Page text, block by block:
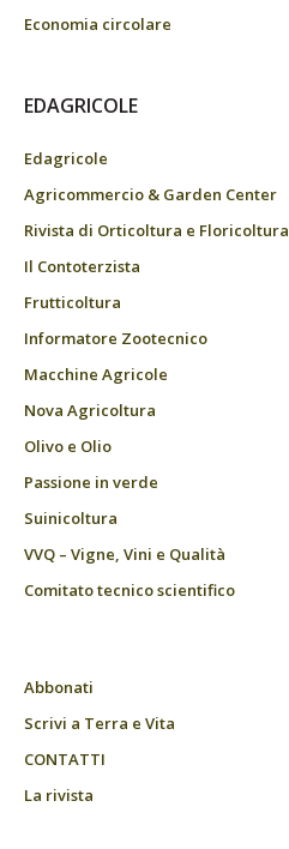
Economia circolare
EDAGRICOLE
Edagricole
Agricommercio & Garden Center
Rivista di Orticoltura e Floricoltura
Il Contoterzista
Frutticoltura
Informatore Zootecnico
Macchine Agricole
Nova Agricoltura
Olivo e Olio
Passione in verde
Suinicoltura
VVQ – Vigne, Vini e Qualità
Comitato tecnico scientifico
Abbonati
Scrivi a Terra e Vita
CONTATTI
La rivista